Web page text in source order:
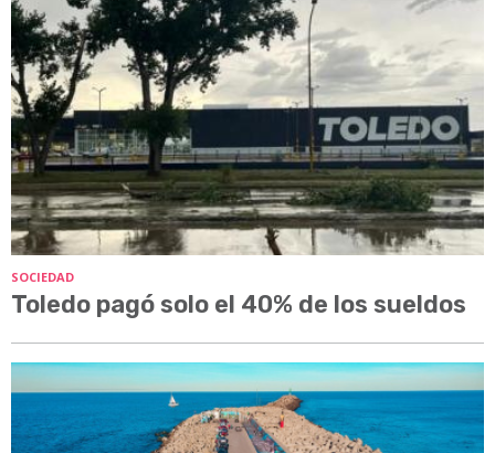
SOCIEDAD
Toledo pagó solo el 40% de los sueldos